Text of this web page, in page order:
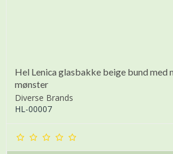
Hel Lenica glasbakke beige bund med
mønster
Diverse Brands
HL-00007